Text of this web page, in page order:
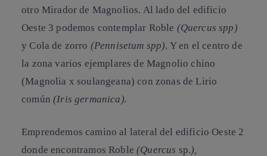
otro Mirador de Magnolios. Al lado del edificio
Oeste 3 podemos contemplar Roble (Quercus spp)
yCola de zorro (Pennisetum spp). Y en el centro de
la zona varios ejemplares de Magnolio chino
(Magnolia x soulangeana) con zonas deLirio
común (Iris germanica).
Emprendemos camino al lateral del edificio Oeste 2
donde encontramosRoble (Quercus sp.),